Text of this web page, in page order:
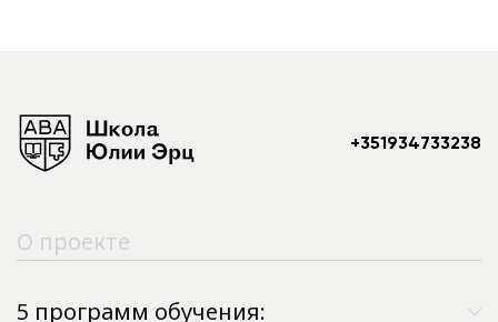
+351934733238
О проекте
5 программ обучения: